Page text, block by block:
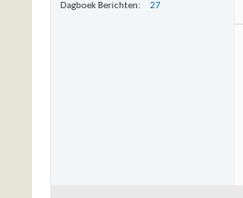
Dagboek Berichten
27